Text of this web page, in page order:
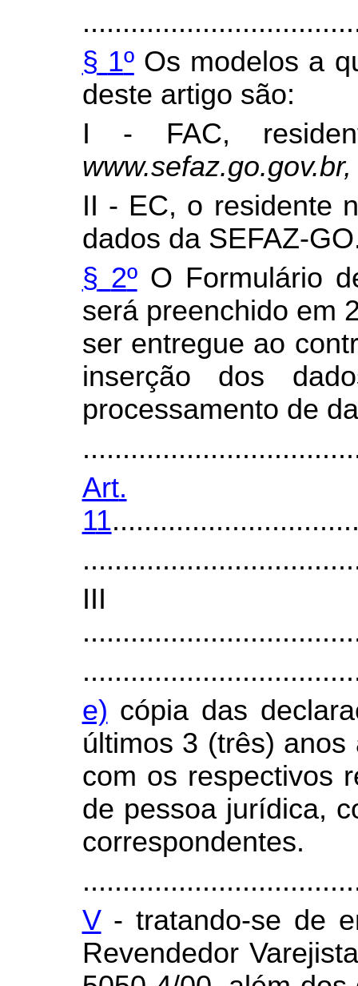
§ 1ºOs modelos a
deste artigo são:
I - FAC,
II - EC, o residente
dados da SEFAZ-
§ 2ºO Formulário
será preenchido em
ser entregue ao
inserção dos
processamento de
Art.
11
e) cópia das
últimos 3 (três)
com os respectivos
de pessoa jurídica,
correspondentes.
V- tratando-se de
Revendedor